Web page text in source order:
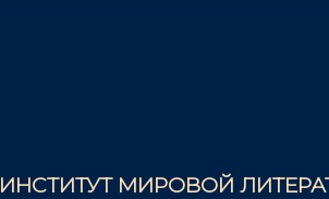
ИНСТИТУТ МИРОВОЙ